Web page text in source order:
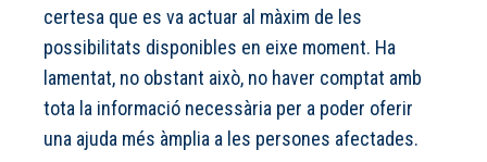
certesa que es va actuar al màxim de les
possibilitats disponibles en eixe moment. Ha
lamentat, no obstant això, no haver comptat amb
tota la informació necessària per a poder oferir
una ajuda més àmplia a les persones afectades.